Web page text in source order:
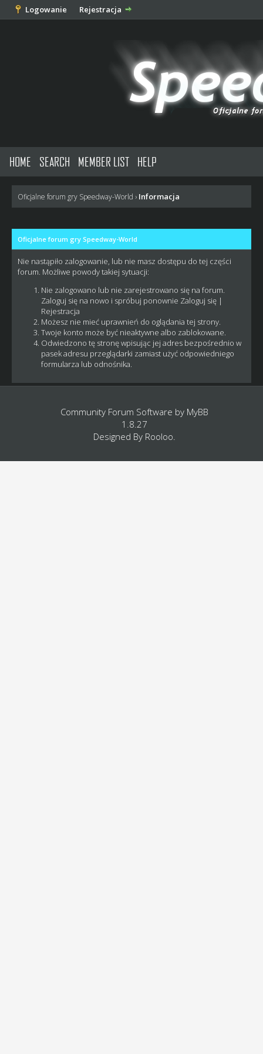
Logowanie Rejestracja
HOME SEARCH MEMBER LIST HELP
Oficjalne forum gry Speedway-World › Informacja
Oficjalne forum gry Speedway-World
Nie nastąpiło zalogowanie, lub nie masz dostępu do tej części
forum. Możliwe powody takiej sytuacji:
Nie zalogowano lub nie zarejestrowano się na forum.
Zaloguj się na nowo i spróbuj ponownie Zaloguj się|
Rejestracja
Możesz nie mieć uprawnień do oglądania tej strony.
Twoje konto może być nieaktywne albo zablokowane.
Odwiedzono tę stronę wpisując jej adres bezpośrednio w
pasek adresu przeglądarki zamiast użyć odpowiedniego
formularza lub odnośnika.
Community Forum Software by MyBB
1.8.27
Designed By Rooloo.